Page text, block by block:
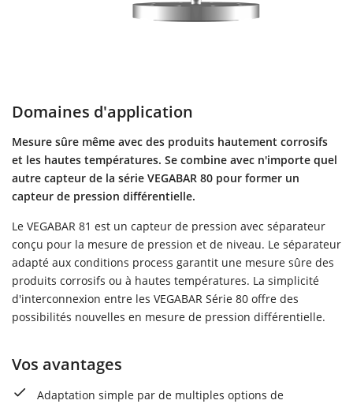
Domaines d'application
Mesure sûre même avec des produits hautement corrosifs
et les hautes températures. Se combine avec n'importe quel
autre capteur de la série VEGABAR 80 pour former un
capteur de pression différentielle.
Le VEGABAR 81 est un capteur de pression avec séparateur
conçu pour la mesure de pression et de niveau. Le séparateur
adapté aux conditions process garantit une mesure sûre des
produits corrosifs ou à hautes températures. La simplicité
d'interconnexion entre les VEGABAR Série 80 offre des
possibilités nouvelles en mesure de pression différentielle.
Vos avantages
Adaptation simple par de multiples options de